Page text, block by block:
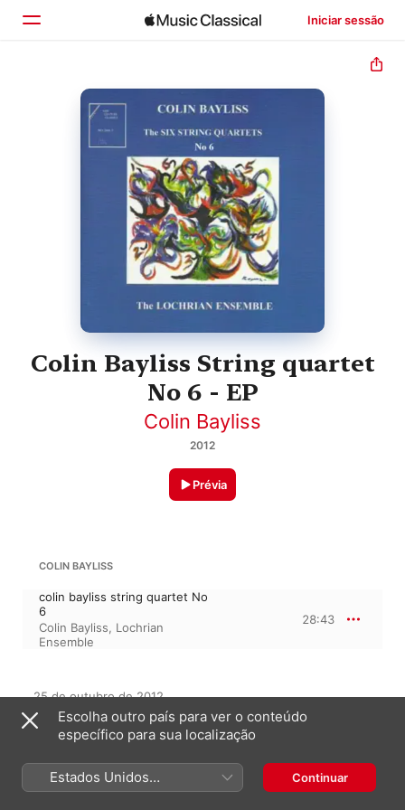
Iniciar sessão
Início
Explorar
Colin Bayliss String quartet
No 6 - EP
Colin Bayliss
2012
Prévia
COLIN BAYLISS
colin bayliss string quartet No
6
Colin Bayliss, Lochrian
Ensemble
28:43
25 de outubro de 2012
1 faixa, 28 minutos
℗ 2012 dwsChorale
Neste álbum
Escolha outro país para ver o conteúdo
específico para sua localização
Estados Unidos
(Português Brasil)
Continuar